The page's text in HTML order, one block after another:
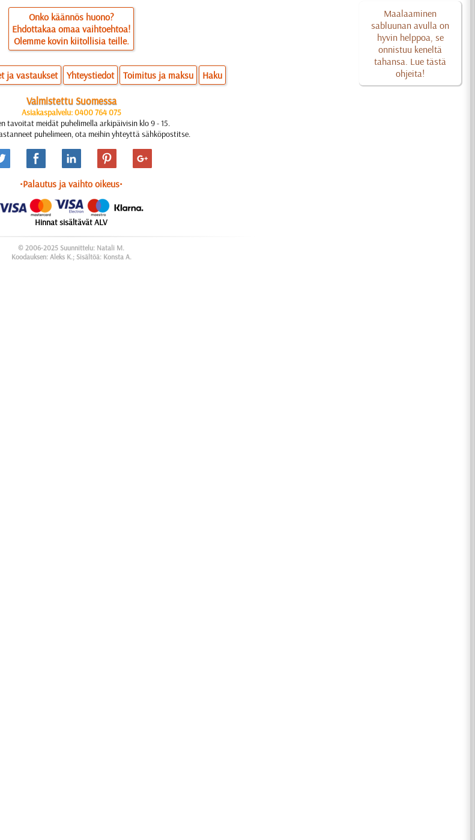
Maalaaminen
sabluunan avulla on
hyvin helppoa, se
onnistuu keneltä
tahansa. Lue tästä
ohjeita!
Onko käännös huono?
Ehdottakaa omaa vaihtoehtoa!
Olemme kovin kiitollisia teille.
ja vastaukset Yhteystiedot Toimitus ja maksu Haku
Valmistettu Suomessa
Asiakaspalvelu: 0400 764 075
tavoitat meidät puhelimella arkipäivisin klo 9 - 15.
puhelimeen, ota meihin yhteyttä sähköpostitse.
•Palautus ja vaihto oikeus•
Hinnat sisältävät ALV
© 2006-2025 Suunnittelu: Natali M.
Koodauksen: Aleks K.; Sisältöä: Konsta A.